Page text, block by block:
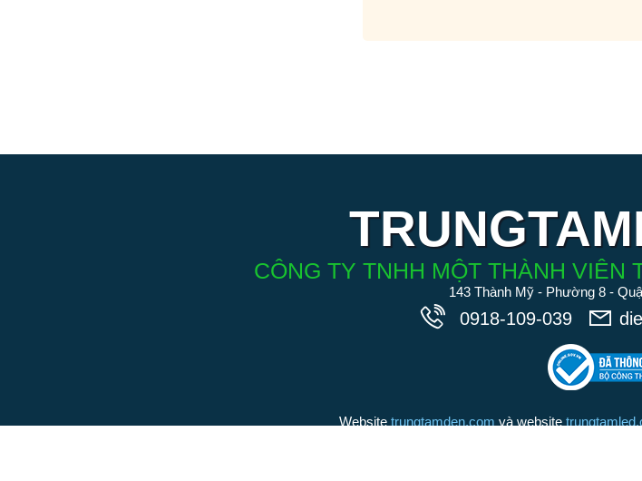
CÔNG TY TNHH MỘT THÀNH VIÊN
143 Thành Mỹ - Phường 8 -
0918-109-039
Website trungtamden.com và website